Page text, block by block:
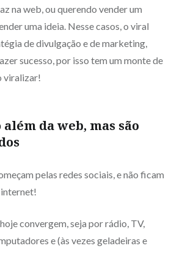
na web, ou querendo vender um
uma ideia. Nesse casos, o viral
de divulgação e de marketing,
sucesso, por isso tem um monte de
viralizar!
da web, mas são
pelas redes sociais, e não ficam
internet!
convergem, seja por rádio, TV,
e (às vezes geladeiras e